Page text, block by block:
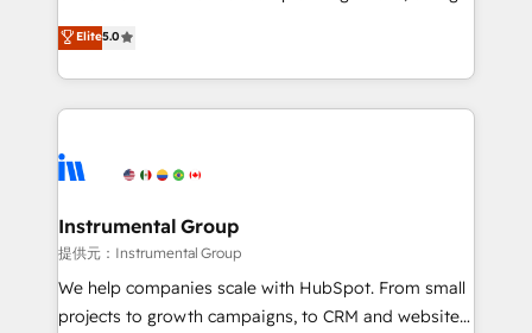
CRM. Zero downtime, full data integrity. ➤
Implementation: Configure HubSpot to run your
revenue process. Sales, marketing, and service wired
Ongoing Management: Monthly tune-ups, feature
rollouts, adoption coaching. Buying HubSpot,
built for the work.
management, systems integration, and creative
solutions that deliver measurable impact and
transform brand experiences As one of the few full-
service creative agencies in the HubSpot
winning design to build scalable, globally
marketing campaigns, & RevOps frameworks that
fuel long-term success We connect the entire
customer lifecycle through seamless integrations,
ensure long-term adoption with change-
Elite5.0
Instrumental Group
提供元：Instrumental Group
We help companies scale with HubSpot. From small
projects to growth campaigns, to CRM and websites.